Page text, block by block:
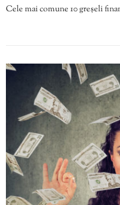
Cele mai comune 10 greșeli